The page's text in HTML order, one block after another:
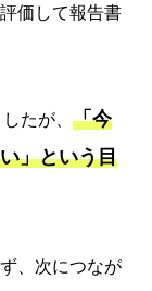
価して報告書
たが、 「今
」という目
、次につなが